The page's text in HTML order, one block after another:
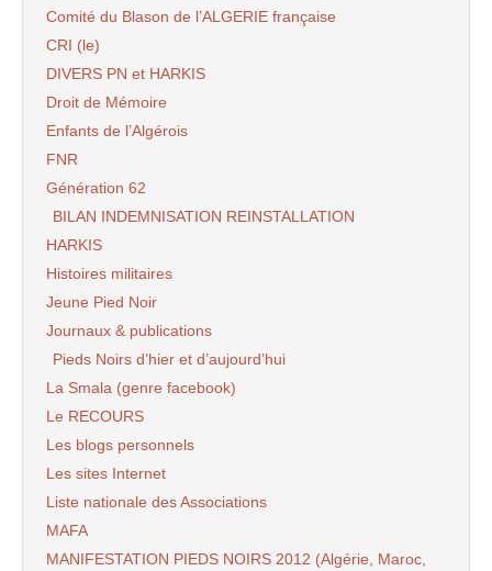
Comité du Blason de l’ALGERIE française
CRI (le)
DIVERS PN et HARKIS
Droit de Mémoire
Enfants de l’Algérois
FNR
Génération 62
BILAN INDEMNISATION REINSTALLATION
HARKIS
Histoires militaires
Jeune Pied Noir
Journaux & publications
Pieds Noirs d’hier et d’aujourd’hui
La Smala (genre facebook)
Le RECOURS
Les blogs personnels
Les sites Internet
Liste nationale des Associations
MAFA
MANIFESTATION PIEDS NOIRS 2012 (Algérie, Maroc,